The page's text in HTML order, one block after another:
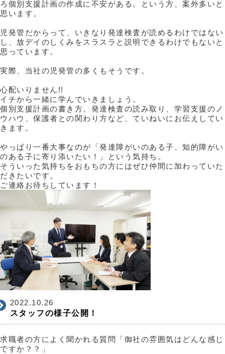
ろ個別支援計画の作成に不安がある。という方、案外多いと
思います。
児発管だからって、いきなり発達検査が読めるわけではない
し、放デイのしくみをスラスラと説明できるわけでもないと
思っています。
実際、当社の児発管の多くもそうです。
心配いりません!!
イチから一緒に学んでいきましょう。
個別支援計画の書き方、発達検査の読み取り、学習支援のノ
ウハウ、保護者との関わり方など、ていねいにお伝えしてい
きます。
やっぱり一番大事なのが「発達障がいのある子、知的障がい
のある子に寄り添いたい！」という気持ち。
そういった気持ちをおもちの方にはぜひ仲間に加わっていた
だきたいです。
ご連絡お待ちしています！
2022.10.26
スタッフの様子公開！
求職者の方によく聞かれる質問「御社の雰囲気はどんな感じ
ですか？？」